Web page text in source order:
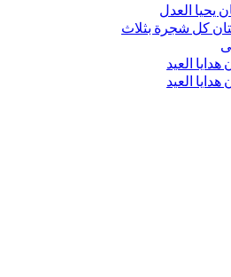
یحیا العدل
کل شجرة بثلاث
العید
العید